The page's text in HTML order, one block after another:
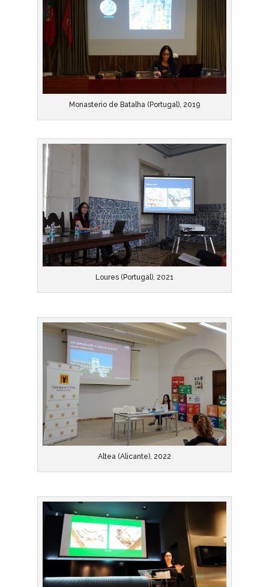
Monasterio de Batalha (Portugal), 2019
Loures (Portugal), 2021
Altea (Alicante), 2022